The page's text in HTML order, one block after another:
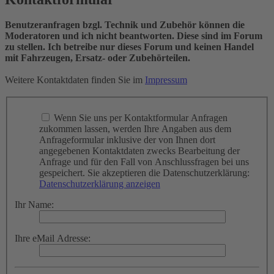
Benutzeranfragen bzgl. Technik und Zubehör können die
Moderatoren und ich nicht beantworten. Diese sind im Forum
zu stellen. Ich betreibe nur dieses Forum und keinen Handel
mit Fahrzeugen, Ersatz- oder Zubehörteilen.
Weitere Kontaktdaten finden Sie im Impressum
Wenn Sie uns per Kontaktformular Anfragen
zukommen lassen, werden Ihre Angaben aus dem
Anfrageformular inklusive der von Ihnen dort
angegebenen Kontaktdaten zwecks Bearbeitung der
Anfrage und für den Fall von Anschlussfragen bei uns
gespeichert. Sie akzeptieren die Datenschutzerklärung:
Datenschutzerklärung anzeigen
Ihr Name:
Ihre eMail Adresse: